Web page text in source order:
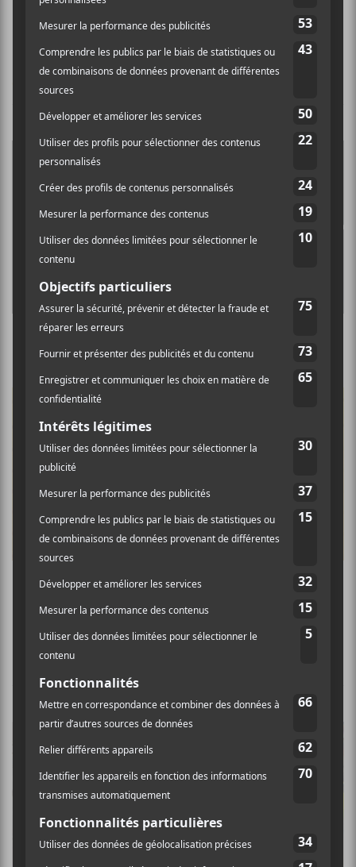
Les nominations du GAMIQ 2018
CHRONIQUES
Les EP à LP de novembre 2017
ÉVÉNEMENTS PASSÉS